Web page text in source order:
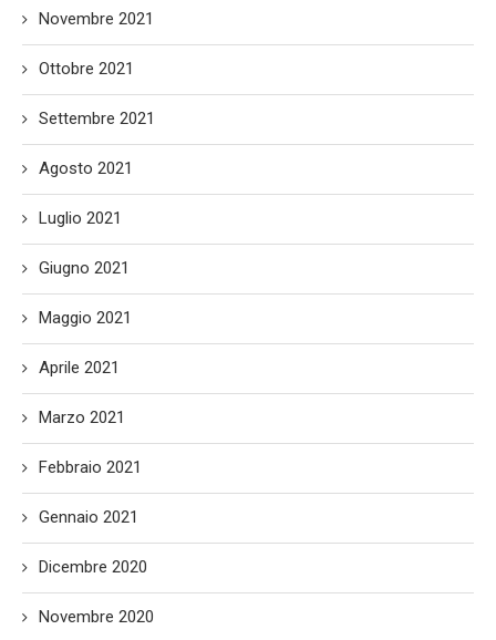
Novembre 2021
Ottobre 2021
Settembre 2021
Agosto 2021
Luglio 2021
Giugno 2021
Maggio 2021
Aprile 2021
Marzo 2021
Febbraio 2021
Gennaio 2021
Dicembre 2020
Novembre 2020